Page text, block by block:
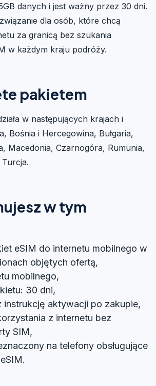
danych i jest ważny przez 30 dni.
dla osób, które chcą
za granicą bez szukania
w każdym kraju podróży.
pakietem
w następujących krajach i
Bośnia i Hercegowina, Bułgaria,
Macedonia, Czarnogóra, Rumunia,
Turcja.
w tym
eSIM do internetu mobilnego w
objętych ofertą,
mobilnego,
30 dni,
instrukcję aktywacji po zakupie,
z internetu bez
SIM,
na telefony obsługujące